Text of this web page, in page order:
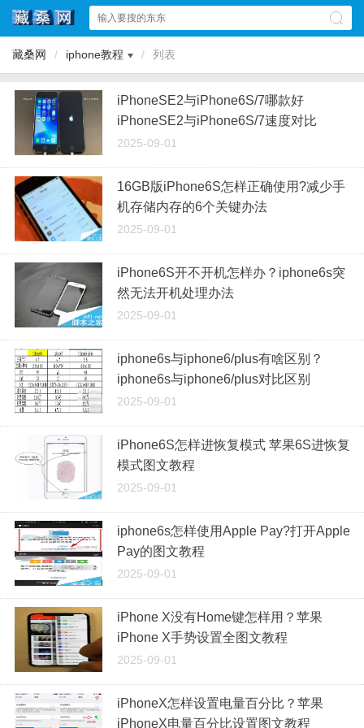
藏桑网 / iphone教程 / 列表
iPhoneSE2与iPhone6S/7哪款好
iPhoneSE2与iPhone6S/7速度对比
2025-09-01
16GB版iPhone6S怎样正确使用?减少手
机存储内存的6个关键办法
2025-09-01
iPhone6S开不开机怎样办？iphone6s突
然无法开机处理办法
2025-09-01
iphone6s与iphone6/plus有啥区别？
iphone6s与iphone6/plus对比区别
2025-09-01
iPhone6S怎样进恢复模式 苹果6S进恢复
模式图文教程
2025-09-01
iphone6s怎样使用Apple Pay?打开Apple
Pay的图文教程
2025-09-01
iPhone X没有Home键怎样用？苹果
iPhone X手势设置全图文教程
2025-09-01
iPhoneX怎样设置电量百分比？苹果
iPhoneX电量百分比设置图文教程